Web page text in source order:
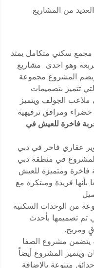
من المشاريع
سكني متكامل يمتد
قدم مربعة وهو احدى مشاريع
ويضم المشروع مجموعة
تتميز بتصميمات
الجولف ويتميز
ومرافق ترفيهية
فاخرة للعيش في
عقاري فاخر في دبي
المشروع في منطقة دبي
فاخرة ومتميزة للعيش
فريدة ومبتكرة مع
من الوحدات السكنية
تم تصميمها بأحدث
ومريح.
يتضمن مشروع الصفا
ويتميز المشروع أيضاً
متنوعة بالإضافة